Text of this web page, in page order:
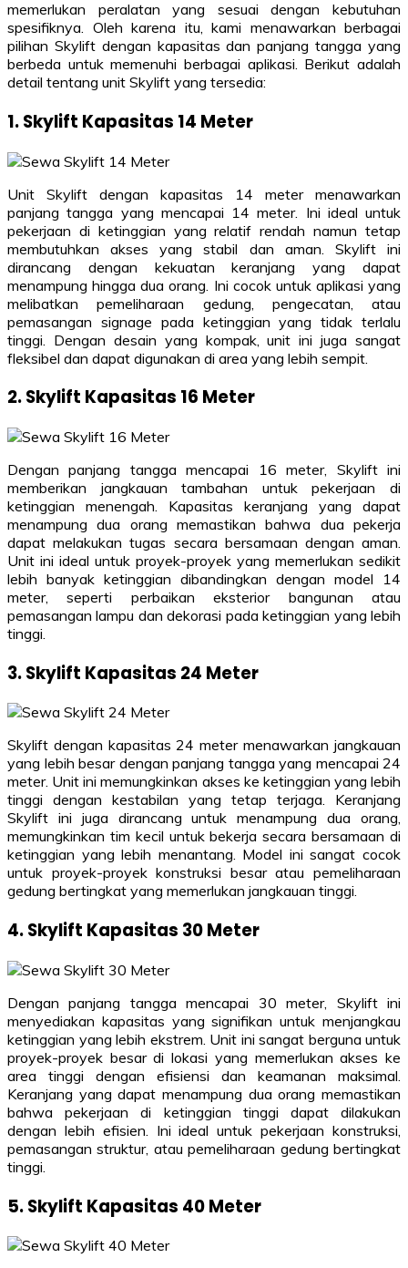
memerlukan peralatan yang sesuai dengan kebutuhan
spesifiknya. Oleh karena itu, kami menawarkan berbagai
pilihan Skylift dengan kapasitas dan panjang tangga yang
berbeda untuk memenuhi berbagai aplikasi. Berikut adalah
detail tentang unit Skylift yang tersedia:
1. Skylift Kapasitas 14 Meter
Unit Skylift dengan kapasitas 14 meter menawarkan
panjang tangga yang mencapai 14 meter. Ini ideal untuk
pekerjaan di ketinggian yang relatif rendah namun tetap
membutuhkan akses yang stabil dan aman. Skylift ini
dirancang dengan kekuatan keranjang yang dapat
menampung hingga dua orang. Ini cocok untuk aplikasi yang
melibatkan pemeliharaan gedung, pengecatan, atau
pemasangan signage pada ketinggian yang tidak terlalu
tinggi. Dengan desain yang kompak, unit ini juga sangat
fleksibel dan dapat digunakan di area yang lebih sempit.
2. Skylift Kapasitas 16 Meter
Dengan panjang tangga mencapai 16 meter, Skylift ini
memberikan jangkauan tambahan untuk pekerjaan di
ketinggian menengah. Kapasitas keranjang yang dapat
menampung dua orang memastikan bahwa dua pekerja
dapat melakukan tugas secara bersamaan dengan aman.
Unit ini ideal untuk proyek-proyek yang memerlukan sedikit
lebih banyak ketinggian dibandingkan dengan model 14
meter, seperti perbaikan eksterior bangunan atau
pemasangan lampu dan dekorasi pada ketinggian yang lebih
tinggi.
3. Skylift Kapasitas 24 Meter
Skylift dengan kapasitas 24 meter menawarkan jangkauan
yang lebih besar dengan panjang tangga yang mencapai 24
meter. Unit ini memungkinkan akses ke ketinggian yang lebih
tinggi dengan kestabilan yang tetap terjaga. Keranjang
Skylift ini juga dirancang untuk menampung dua orang,
memungkinkan tim kecil untuk bekerja secara bersamaan di
ketinggian yang lebih menantang. Model ini sangat cocok
untuk proyek-proyek konstruksi besar atau pemeliharaan
gedung bertingkat yang memerlukan jangkauan tinggi.
4. Skylift Kapasitas 30 Meter
Dengan panjang tangga mencapai 30 meter, Skylift ini
menyediakan kapasitas yang signifikan untuk menjangkau
ketinggian yang lebih ekstrem. Unit ini sangat berguna untuk
proyek-proyek besar di lokasi yang memerlukan akses ke
area tinggi dengan efisiensi dan keamanan maksimal.
Keranjang yang dapat menampung dua orang memastikan
bahwa pekerjaan di ketinggian tinggi dapat dilakukan
dengan lebih efisien. Ini ideal untuk pekerjaan konstruksi,
pemasangan struktur, atau pemeliharaan gedung bertingkat
tinggi.
5. Skylift Kapasitas 40 Meter